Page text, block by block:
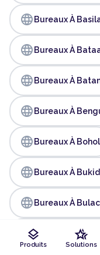
layers
Produits
hotel_class
Solutions
language Bureaux À
language Bureaux À
language Bureaux À
language Bureaux À
language Bureaux À Bohol
language Bureaux À
language Bureaux À
languageBureaux À